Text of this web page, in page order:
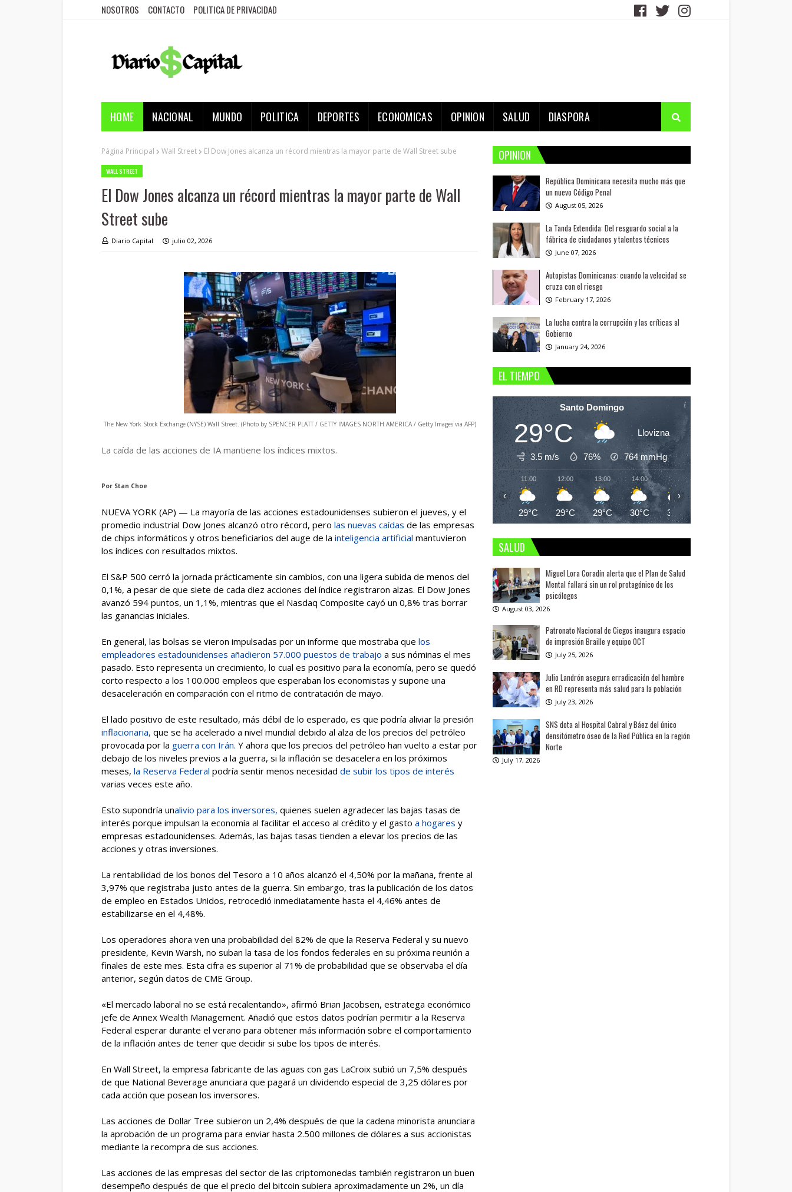
NOSOTROS CONTACTO POLITICA DE PRIVACIDAD
HOME NACIONAL MUNDO POLITICA DEPORTES ECONOMICAS OPINION SALUD DIASPORA
Página Principal Wall Street El Dow Jones alcanza un récord mientras la mayor parte de Wall Street sube
WALL STREET
El Dow Jones alcanza un récord mientras la mayor parte de Wall
Street sube
Diario Capital julio 02, 2026
The New York Stock Exchange (NYSE) Wall Street. (Photo by SPENCER PLATT / GETTY IMAGES NORTH AMERICA / Getty Images via AFP)
La caída de las acciones de IA mantiene los índices mixtos.
Por Stan Choe
NUEVA YORK (AP) — La mayoría de las acciones estadounidenses subieron el jueves, y el
promedio industrial Dow Jones alcanzó otro récord, pero las nuevas caídas de las empresas
de chips informáticos y otros beneficiarios del auge de la inteligencia artificial mantuvieron
los índices con resultados mixtos.
El S&P 500 cerró la jornada prácticamente sin cambios, con una ligera subida de menos del
0,1%, a pesar de que siete de cada diez acciones del índice registraron alzas. El Dow Jones
avanzó 594 puntos, un 1,1%, mientras que el Nasdaq Composite cayó un 0,8% tras borrar
las ganancias iniciales.
En general, las bolsas se vieron impulsadas por un informe que mostraba que los
empleadores estadounidenses añadieron 57.000 puestos de trabajo a sus nóminas el mes
pasado. Esto representa un crecimiento, lo cual es positivo para la economía, pero se quedó
corto respecto a los 100.000 empleos que esperaban los economistas y supone una
desaceleración en comparación con el ritmo de contratación de mayo.
El lado positivo de este resultado, más débil de lo esperado, es que podría aliviar la presión
inflacionaria, que se ha acelerado a nivel mundial debido al alza de los precios del petróleo
provocada por la guerra con Irán. Y ahora que los precios del petróleo han vuelto a estar por
debajo de los niveles previos a la guerra, si la inflación se desacelera en los próximos
meses, la Reserva Federal podría sentir menos necesidad de subir los tipos de interés
varias veces este año.
Esto supondría unalivio para los inversores, quienes suelen agradecer las bajas tasas de
interés porque impulsan la economía al facilitar el acceso al crédito y el gasto a hogares y
empresas estadounidenses. Además, las bajas tasas tienden a elevar los precios de las
acciones y otras inversiones.
La rentabilidad de los bonos del Tesoro a 10 años alcanzó el 4,50% por la mañana, frente al
3,97% que registraba justo antes de la guerra. Sin embargo, tras la publicación de los datos
de empleo en Estados Unidos, retrocedió inmediatamente hasta el 4,46% antes de
estabilizarse en el 4,48%.
Los operadores ahora ven una probabilidad del 82% de que la Reserva Federal y su nuevo
presidente, Kevin Warsh, no suban la tasa de los fondos federales en su próxima reunión a
finales de este mes. Esta cifra es superior al 71% de probabilidad que se observaba el día
anterior, según datos de CME Group.
«El mercado laboral no se está recalentando», afirmó Brian Jacobsen, estratega económico
jefe de Annex Wealth Management. Añadió que estos datos podrían permitir a la Reserva
Federal esperar durante el verano para obtener más información sobre el comportamiento
de la inflación antes de tener que decidir si sube los tipos de interés.
En Wall Street, la empresa fabricante de las aguas con gas LaCroix subió un 7,5% después
de que National Beverage anunciara que pagará un dividendo especial de 3,25 dólares por
cada acción que posean los inversores.
Las acciones de Dollar Tree subieron un 2,4% después de que la cadena minorista anunciara
la aprobación de un programa para enviar hasta 2.500 millones de dólares a sus accionistas
mediante la recompra de sus acciones.
Las acciones de las empresas del sector de las criptomonedas también registraron un buen
desempeño después de que el precio del bitcoin subiera aproximadamente un 2%, un día
OPINION
República Dominicana necesita mucho más que
un nuevo Código Penal
August 05, 2026
La Tanda Extendida: Del resguardo social a la
fábrica de ciudadanos y talentos técnicos
June 07, 2026
Autopistas Dominicanas: cuando la velocidad se
cruza con el riesgo
February 17, 2026
La lucha contra la corrupción y las críticas al
Gobierno
January 24, 2026
EL TIEMPO
Santo Domingo
29°C Llovizna
3.5 m/s 76% 764mmHg
11:00
29°C
12:00
29°C
13:00
29°C
14:00
30°C
15:00
30°C
‹ ›
SALUD
Miguel Lora Coradín alerta que el Plan de Salud
Mental fallará sin un rol protagónico de los
psicólogos
August 03, 2026
Patronato Nacional de Ciegos inaugura espacio
de impresión Braille y equipo OCT
July 25, 2026
Julio Landrón asegura erradicación del hambre
en RD representa más salud para la población
July 23, 2026
SNS dota al Hospital Cabral y Báez del único
densitómetro óseo de la Red Pública en la región
Norte
July 17, 2026